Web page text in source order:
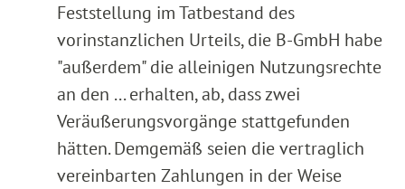
Feststellung im Tatbestand des
vorinstanzlichen Urteils, die B-GmbH habe
"außerdem" die alleinigen Nutzungsrechte
an den ... erhalten, ab, dass zwei
Veräußerungsvorgänge stattgefunden
hätten. Demgemäß seien die vertraglich
vereinbarten Zahlungen in der Weise